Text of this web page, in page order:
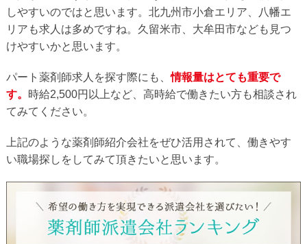
しやすいのではと思います。北九州市小倉エリア、八幡エ
リアも求人は多めですね。久留米市、大牟田市なども見つ
けやすいかと思います。
パート薬剤師求人を探す際にも、情報量はとても重要で
す。 時給2,500円以上など、高時給で働きたい方も相談され
てみてください。
上記のような薬剤師紹介会社をぜひ活用されて、働きやす
い職場探しをしてみて頂きたいと思います。